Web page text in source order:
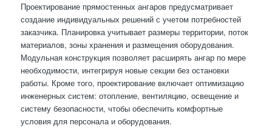
Проектирование прямостенных ангаров предусматривает
создание индивидуальных решений с учетом потребностей
заказчика. Планировка учитывает размеры территории, поток
материалов, зоны хранения и размещения оборудования.
Модульная конструкция позволяет расширять ангар по мере
необходимости, интегрируя новые секции без остановки
работы. Кроме того, проектирование включает оптимизацию
инженерных систем: отопление, вентиляцию, освещение и
систему безопасности, чтобы обеспечить комфортные
условия для персонала и оборудования.